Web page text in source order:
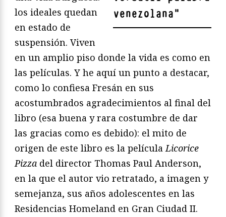
venezolana"
los ideales quedan
en estado de
suspensión. Viven
en un amplio piso donde la vida es como en
las películas. Y he aquí un punto a destacar,
como lo confiesa Fresán en sus
acostumbrados agradecimientos al final del
libro (esa buena y rara costumbre de dar
las gracias como es debido): el mito de
origen de este libro es la películaLicorice
Pizza del director Thomas Paul Anderson,
en la que el autor vio retratado, a imagen y
semejanza, sus años adolescentes en las
Residencias Homeland en Gran Ciudad II.